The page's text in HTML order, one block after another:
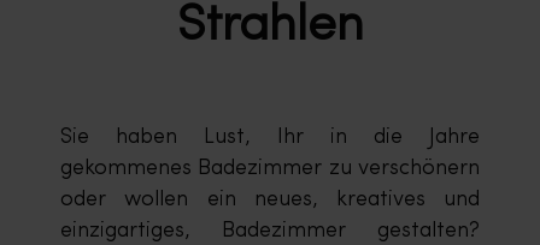
Strahlen
Sie haben Lust, Ihr in die Jahre
gekommenes Badezimmer zu verschönern
oder wollen ein neues, kreatives und
einzigartiges, Badezimmer gestalten?